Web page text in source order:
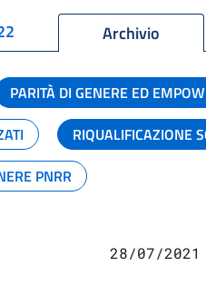
Archivio
PARITÀ DI GENERE ED
RIQUALIFICAZIONE
PNRR
28/07/2021